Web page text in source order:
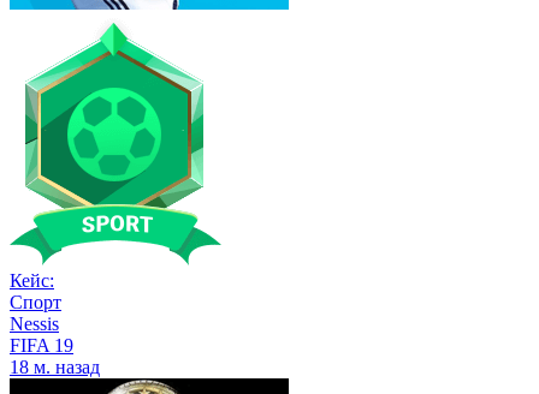
Кейс:
Спорт
Nessis
FIFA 19
18 м. назад